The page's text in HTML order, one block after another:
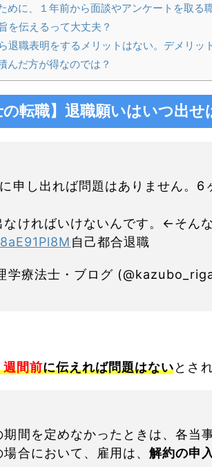
めに、１年前から面談やアンケートを取る
を伝えるって大丈夫？
退職表明をするメリットはない。デメリッ
んだ方が得なのでは？
の転職】退職願いはいつ出せ
申し出れば問題はありません。
なければいけないんです。←そん
自己都合退職
学療法士・ブログ
週間前に伝えれば問題はないとさ
間を定めなかったときは、各当
場合において、雇用は、解約の申